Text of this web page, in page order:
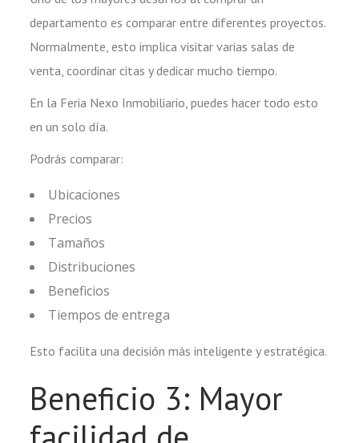
departamento es comparar entre diferentes proyectos.
Normalmente, esto implica visitar varias salas de
venta, coordinar citas y dedicar mucho tiempo.
En la Feria Nexo Inmobiliario, puedes hacer todo esto
en un solo día.
Podrás comparar:
Ubicaciones
Precios
Tamaños
Distribuciones
Beneficios
Tiempos de entrega
Esto facilita una decisión más inteligente y estratégica.
Beneficio 3: Mayor